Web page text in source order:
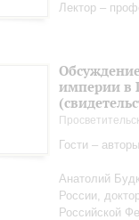
Лектор –
империи в
Гости –
Анатолий
России,
Российской